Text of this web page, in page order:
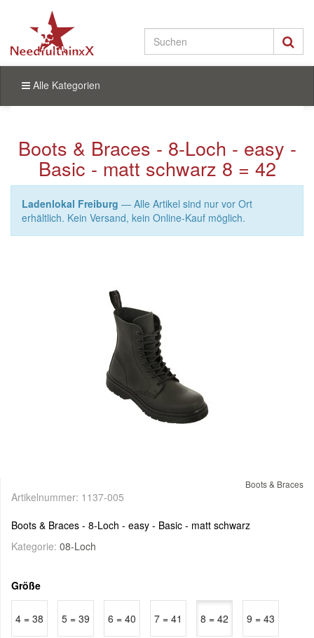
Alle Kategorien
Boots & Braces - 8-Loch - easy -
Basic - matt schwarz 8 = 42
Ladenlokal Freiburg — Alle Artikel sind nur vor Ort
erhältlich. Kein Versand, kein Online-Kauf möglich.
Boots & Braces
Artikelnummer: 1137-005
Boots & Braces - 8-Loch - easy - Basic - matt schwarz
Kategorie: 08-Loch
Größe
4 = 38 5 = 39 6 = 40 7 = 41 8 = 42 9 = 43